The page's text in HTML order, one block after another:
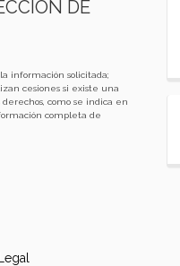
DE
información solicitada;
cesiones si existe una
como se indica en
completa de